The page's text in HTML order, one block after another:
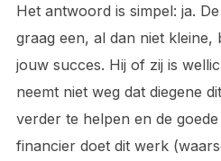
Het antwoord is simpel: ja.
graag een, al dan niet kleine,
jouw succes. Hij of zij is
neemt niet weg dat diegene
verder te helpen en de
financier doet dit werk